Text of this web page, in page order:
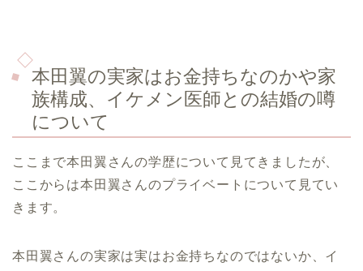
本田翼の実家はお金持ちなのかや家
族構成、イケメン医師との結婚の噂
について
ここまで本田翼さんの学歴について見てきましたが、
ここからは本田翼さんのプライベートについて見てい
きます。
本田翼さんの実家は実はお金持ちなのではないか、イ